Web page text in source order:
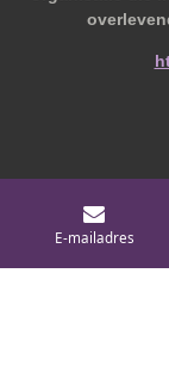
© 2019 - 2026
Powered byJouwWeb
E-mailadres